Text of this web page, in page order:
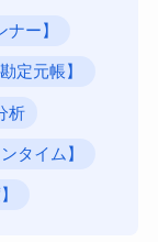
ー】
定元帳】
析
タイム】